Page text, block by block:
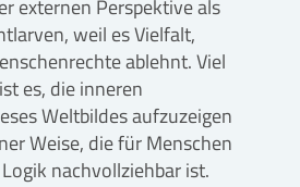
externen Perspektive als
weil es Vielfalt,
ablehnt. Viel
es, die inneren
Weltbildes aufzuzeigen
Weise, die für Menschen
nachvollziehbar ist.